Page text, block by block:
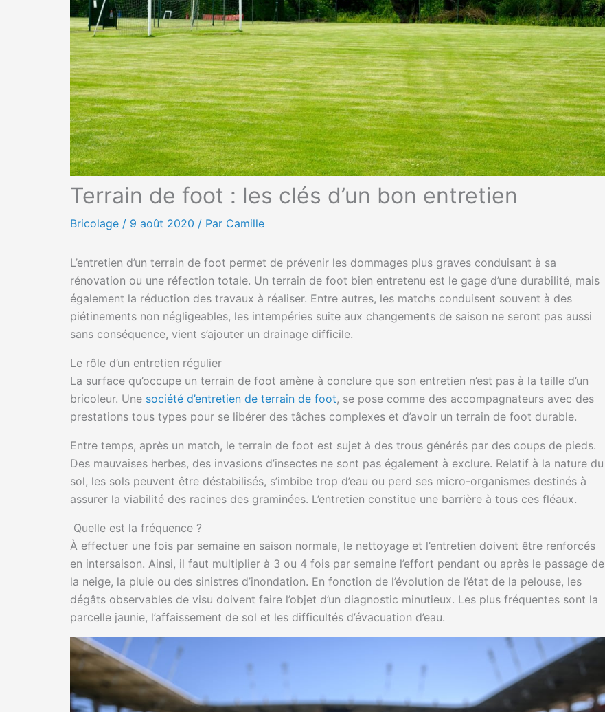
Terrain de foot : les clés d’un bon entretien
Bricolage / 9 août 2020 / Par Camille
L’entretien d’un terrain de foot permet de prévenir les dommages plus graves conduisant à sa
rénovation ou une réfection totale. Un terrain de foot bien entretenu est le gage d’une durabilité, mais
également la réduction des travaux à réaliser. Entre autres, les matchs conduisent souvent à des
piétinements non négligeables, les intempéries suite aux changements de saison ne seront pas aussi
sans conséquence, vient s’ajouter un drainage difficile.
Le rôle d’un entretien régulier
La surface qu’occupe un terrain de foot amène à conclure que son entretien n’est pas à la taille d’un
bricoleur. Une société d’entretien de terrain de foot, se pose comme des accompagnateurs avec des
prestations tous types pour se libérer des tâches complexes et d’avoir un terrain de foot durable.
Entre temps, après un match, le terrain de foot est sujet à des trous générés par des coups de pieds.
Des mauvaises herbes, des invasions d’insectes ne sont pas également à exclure. Relatif à la nature du
sol, les sols peuvent être déstabilisés, s’imbibe trop d’eau ou perd ses micro-organismes destinés à
assurer la viabilité des racines des graminées. L’entretien constitue une barrière à tous ces fléaux.
Quelle est la fréquence ?
À effectuer une fois par semaine en saison normale, le nettoyage et l’entretien doivent être renforcés
en intersaison. Ainsi, il faut multiplier à 3 ou 4 fois par semaine l’effort pendant ou après le passage de
la neige, la pluie ou des sinistres d’inondation. En fonction de l’évolution de l’état de la pelouse, les
dégâts observables de visu doivent faire l’objet d’un diagnostic minutieux. Les plus fréquentes sont la
parcelle jaunie, l’affaissement de sol et les difficultés d’évacuation d’eau.